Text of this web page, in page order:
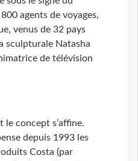
800 agents de voyages,
venus de 32 pays
sculpturale Natasha
de télévision
le concept s’affine.
depuis 1993 les
Costa (par